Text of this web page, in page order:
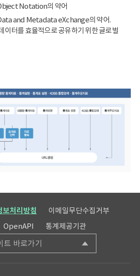
Notation의 약어
and Metadata eXchange의 약어.
이터를 효율적으로 공유하기 위한 글로벌
보처리방침
이메일무단수집거부
OpenAPI 통계제공기관
트 바로가기